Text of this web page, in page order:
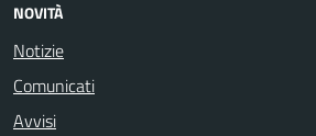
NOVITÀ
Notizie
Comunicati
Avvisi